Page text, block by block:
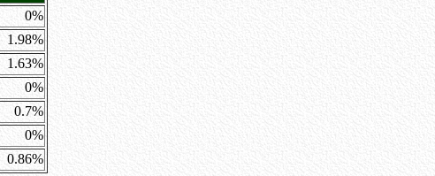
0%
1.98%
1.63%
0%
0.7%
0%
0.86%